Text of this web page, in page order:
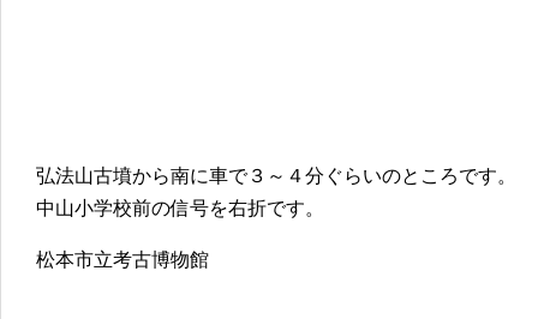
弘法山古墳から南に車で３～４分ぐらいのところです。
中山小学校前の信号を右折です。
松本市立考古博物館